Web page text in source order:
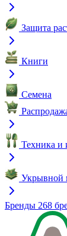
Защита
Книги
Семена
Техника и
Укрывной
Бренды 268